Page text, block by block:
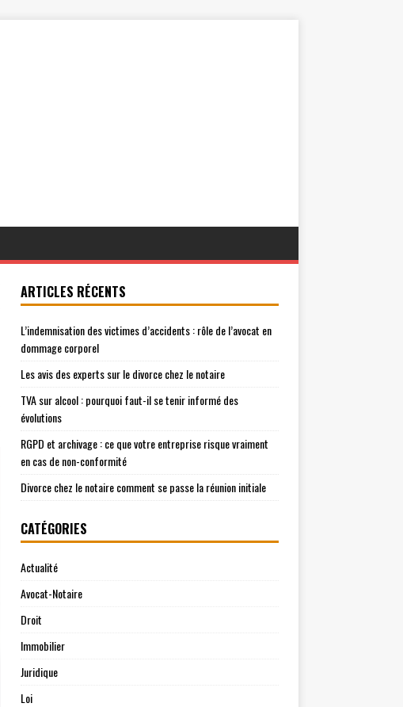
ARTICLES RÉCENTS
L’indemnisation des victimes d’accidents : rôle de l’avocat en
dommage corporel
Les avis des experts sur le divorce chez le notaire
TVA sur alcool : pourquoi faut-il se tenir informé des
évolutions
RGPD et archivage : ce que votre entreprise risque vraiment
en cas de non-conformité
Divorce chez le notaire comment se passe la réunion initiale
CATÉGORIES
Actualité
Avocat-Notaire
Droit
Immobilier
Juridique
Loi